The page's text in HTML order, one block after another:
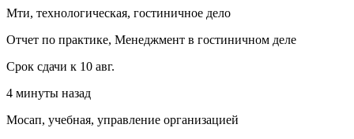
Мти, технологическая, гостиничное дело
Отчет по практике, Менеджмент в гостиничном деле
Срок сдачи к 10 авг.
4 минуты назад
Мосап, учебная, управление организацией